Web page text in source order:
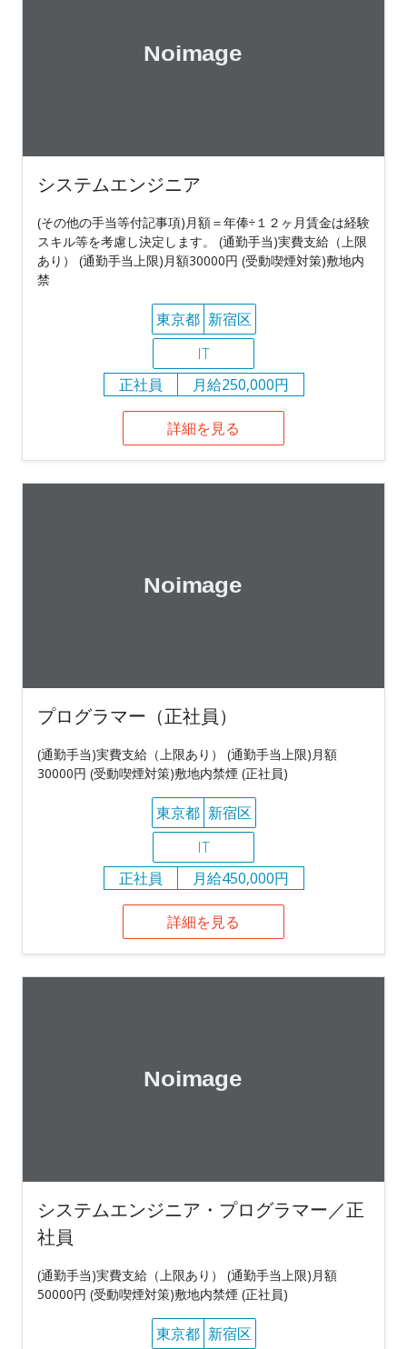
システムエンジニア
(その他の手当等付記事項)月額＝年俸÷１２ヶ月賃金は経験
スキル等を考慮し決定します。 (通勤手当)実費支給（上限
あり） (通勤手当上限)月額30000円 (受動喫煙対策)敷地内
禁
東京都 新宿区
IT
正社員
月給250,000円
詳細を見る
プログラマー（正社員）
(通勤手当)実費支給（上限あり） (通勤手当上限)月額
30000円 (受動喫煙対策)敷地内禁煙 (正社員)
東京都 新宿区
IT
正社員
月給450,000円
詳細を見る
システムエンジニア・プログラマー／正
社員
(通勤手当)実費支給（上限あり） (通勤手当上限)月額
50000円 (受動喫煙対策)敷地内禁煙 (正社員)
東京都 新宿区